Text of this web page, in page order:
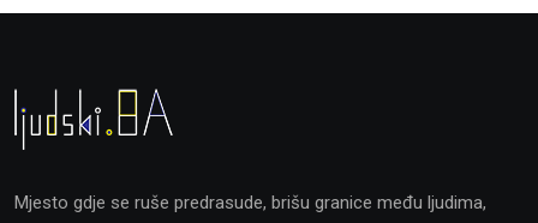
Mjesto gdje se ruše predrasude, brišu granice među ljudima,